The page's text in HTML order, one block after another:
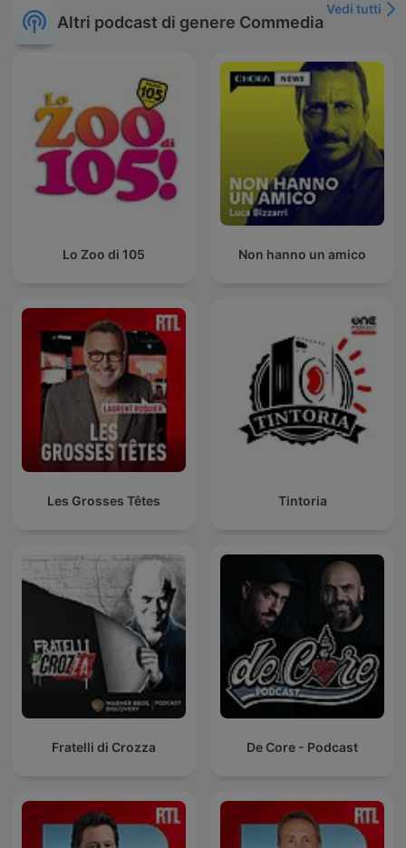
Altri podcast di genere Commedia
Vedi tutti
Lo Zoo di 105 Non hanno un amico
Les Grosses Têtes Tintoria
Fratelli di Crozza De Core - Podcast